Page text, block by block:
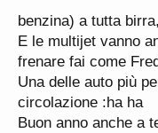
benzina) a tutta
E le multijet vanno
frenare fai come
Una delle auto più
circolazione :ha ha
Buon anno anche a